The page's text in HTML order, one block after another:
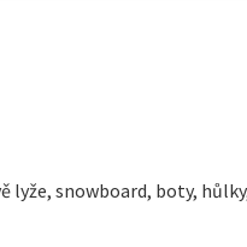
snowboard, boty, hůlky,